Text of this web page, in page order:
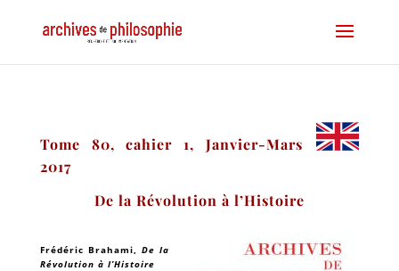
Tome 80, cahier 1, Janvier-Mars
2017
De la Révolution à l’Histoire
Frédéric Brahami,De la
Révolution à l’Histoire